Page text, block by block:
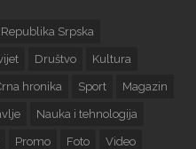
Republika Srpska
Društvo Kultura
hronika Sport Magazin
Nauka i tehnologija
Promo Foto Video